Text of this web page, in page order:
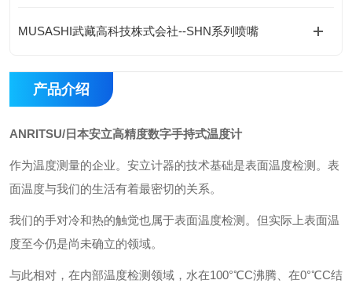
MUSASHI武藏高科技株式会社--SHN系列喷嘴
产品介绍
ANRITSU/日本安立高精度数字手持式温度计
作为温度测量的企业。安立计器的技术基础是表面温度检测。表
面温度与我们的生活有着最密切的关系。
我们的手对冷和热的触觉也属于表面温度检测。但实际上表面温
度至今仍是尚未确立的领域。
与此相对，在内部温度检测领域，水在100°℃C沸腾、在0°℃C结